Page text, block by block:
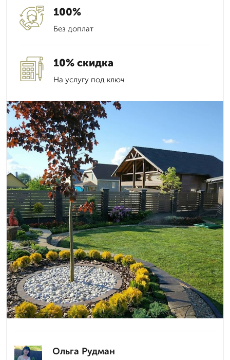
100%
Без доплат
10% скидка
На услугу под ключ
Ольга Рудман